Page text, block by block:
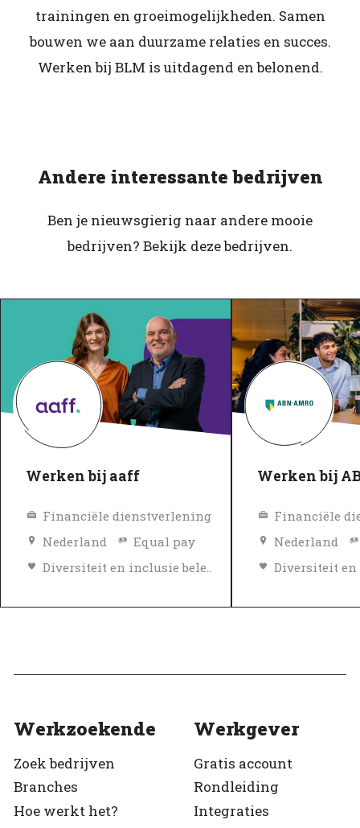
trainingen en groeimogelijkheden. Samen
bouwen we aan duurzame relaties en succes.
Werken bij BLM is uitdagend en belonend.
Andere interessante bedrijven
Ben je nieuwsgierig naar andere mooie
bedrijven? Bekijk deze bedrijven.
Werken bij aaff
Financiële dienstverlening
Nederland
Equal pay
Diversiteit en inclusie beleid
Werken bij
Financiële
Nederland
Werkzoekende
Zoek bedrijven
Branches
Hoe werkt het?
Werkgever
Gratis account
Rondleiding
Integraties